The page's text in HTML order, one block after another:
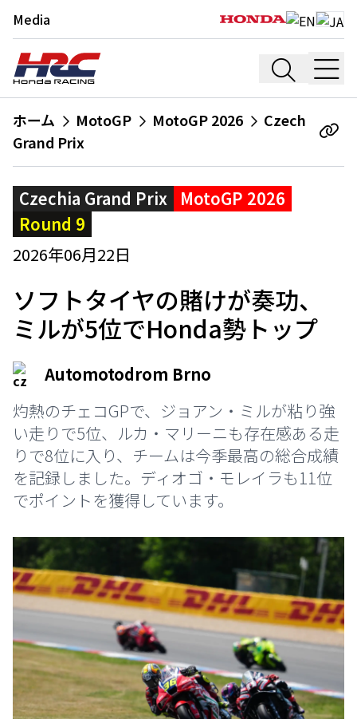
Media
ホーム MotoGP MotoGP 2026
Czech
Grand Prix
Czechia Grand Prix
MotoGP 2026
Round 9
2026年06月22日
ソフトタイヤの賭けが奏功、
ミルが5位でHonda勢トップ
Automotodrom Brno
灼熱のチェコGPで、ジョアン・ミルが粘り強
い走りで5位、ルカ・マリーニも存在感ある走
りで8位に入り、チームは今季最高の総合成績
を記録しました。ディオゴ・モレイラも11位
でポイントを獲得しています。